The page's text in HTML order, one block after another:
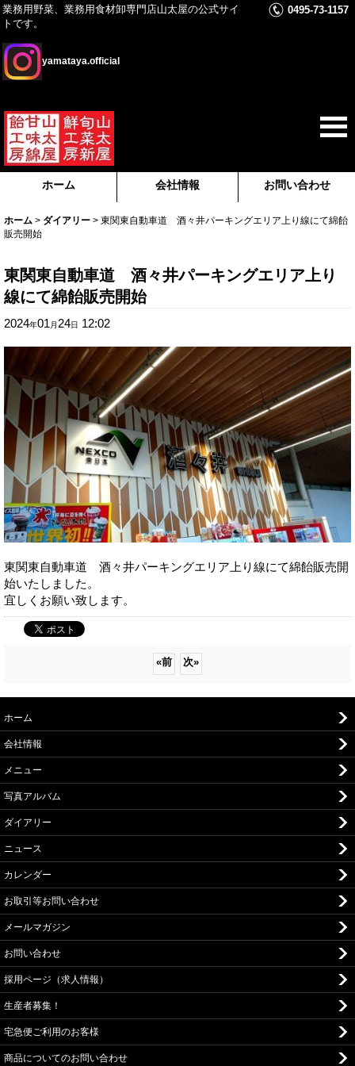
業務用野菜、業務用食材卸専門店山太屋の公式サイ
トです。
yamataya.official
0495-73-1157
ホーム 会社情報 お問い合わせ
ホーム > ダイアリー > 東関東自動車道 酒々井パーキングエリア上り線にて綿飴
販売開始
東関東自動車道 酒々井パーキングエリア上り
線にて綿飴販売開始
2024年01月 24日 12:02
東関東自動車道 酒々井パーキングエリア上り線にて綿飴販売開
始いたしました。
宜しくお願い致します。
«前 次»
ホーム
会社情報
メニュー
写真アルバム
ダイアリー
ニュース
カレンダー
お取引等お問い合わせ
メールマガジン
お問い合わせ
採用ページ（求人情報）
生産者募集！
宅急便ご利用のお客様
商品についてのお問い合わせ